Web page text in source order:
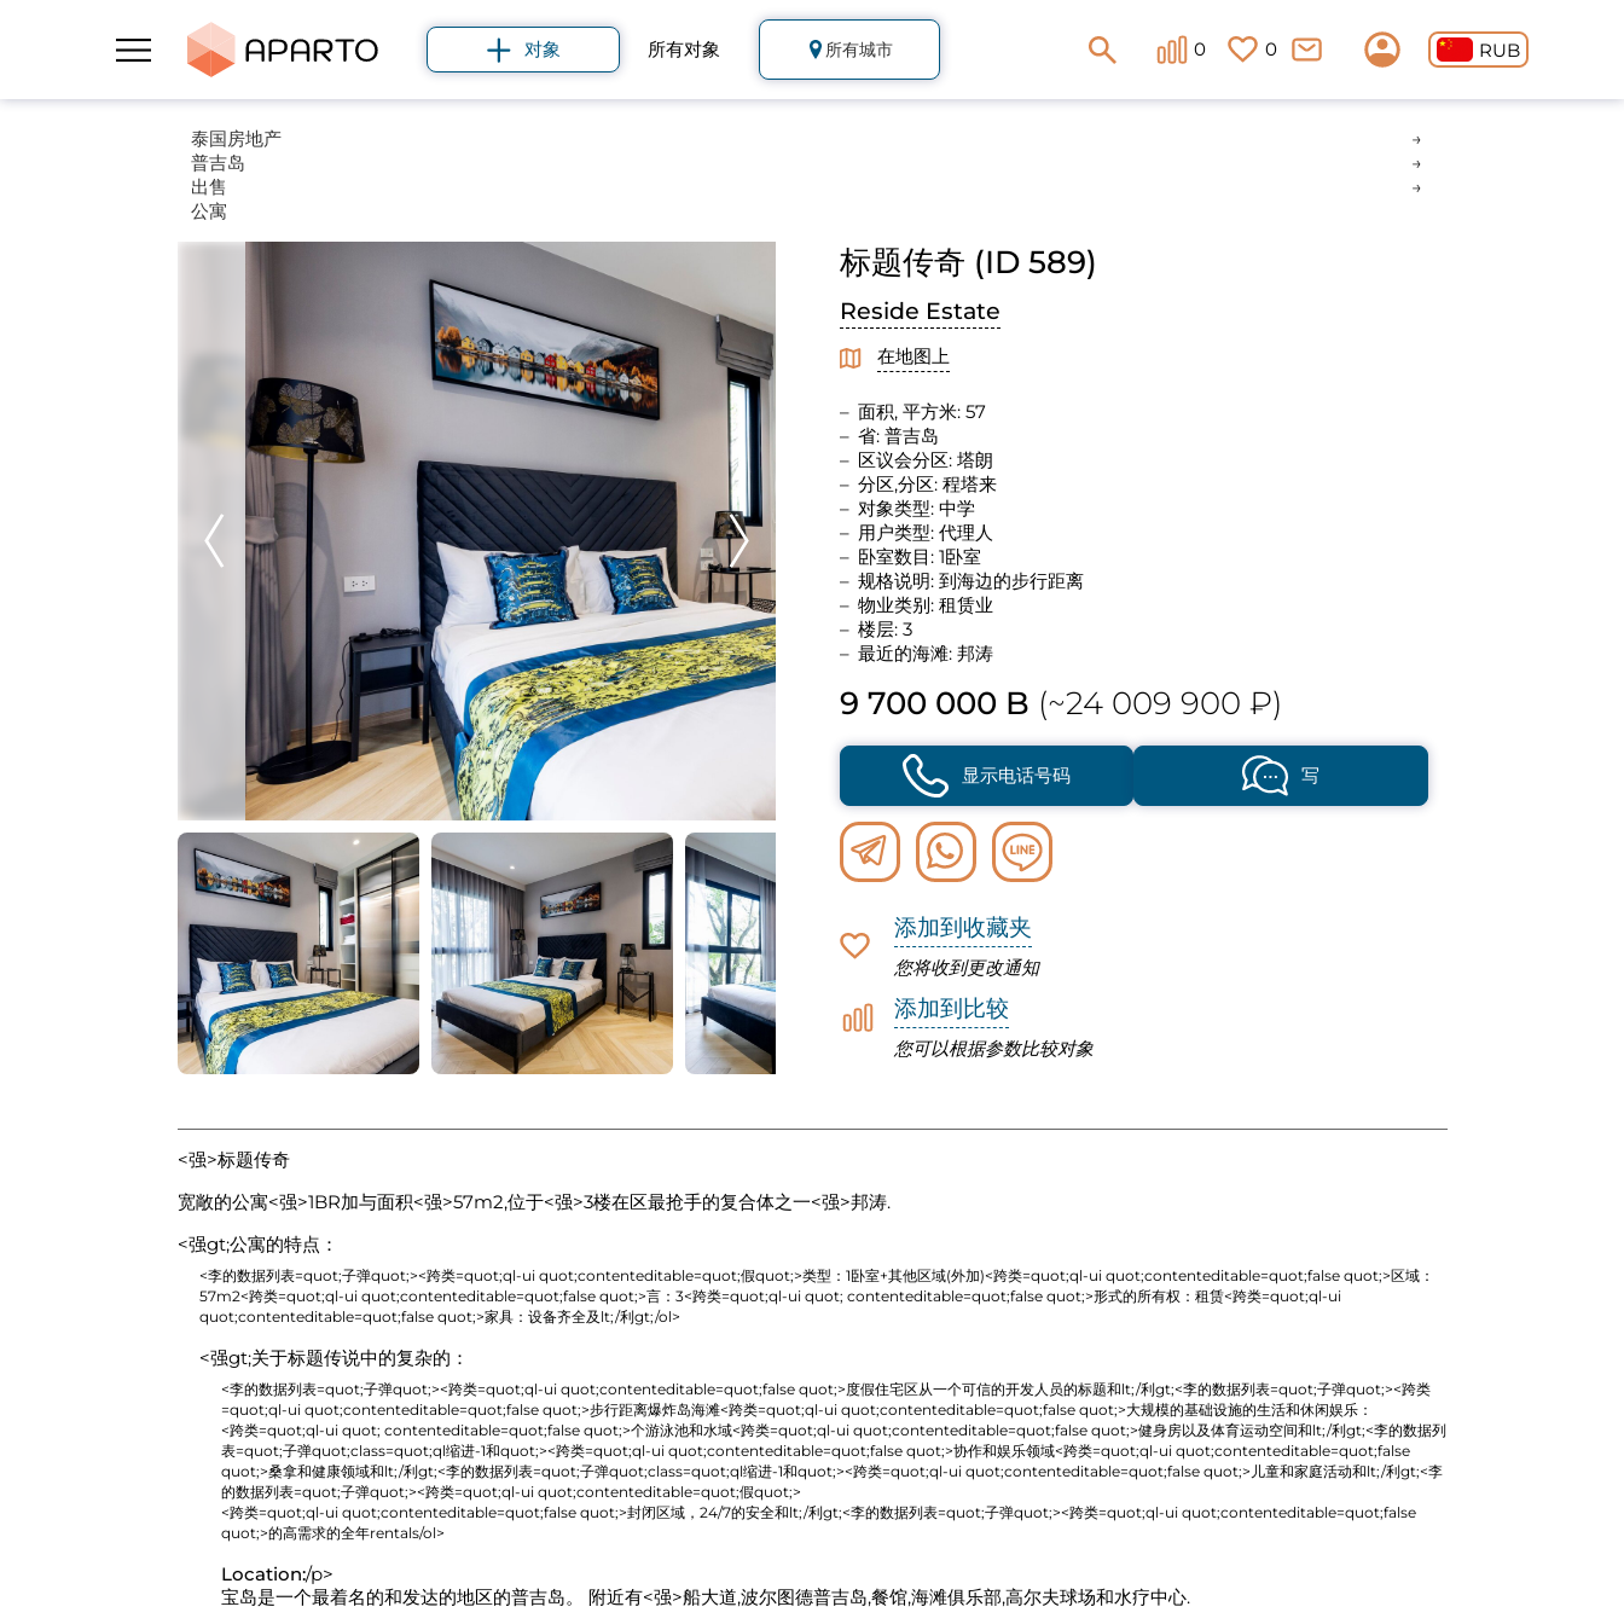
对象 所有对象 所有城市 0 0 RUB
泰国房地产
普吉岛
出售
公寓
标题传奇 (ID 589)
Reside Estate
在地图上
面积, 平方米: 57
省: 普吉岛
区议会分区: 塔朗
分区,分区: 程塔来
对象类型: 中学
用户类型: 代理人
卧室数目: 1卧室
规格说明: 到海边的步行距离
物业类别: 租赁业
楼层: 3
最近的海滩: 邦涛
9 700 000 B (~24 009 900 ₽)
显示电话号码 写
添加到收藏夹
您将收到更改通知
添加到比较
您可以根据参数比较对象
<强>标题传奇
宽敞的公寓<强>1BR加与面积<强>57m2,位于<强>3楼在区最抢手的复合体之一<强>邦涛.
<强gt;公寓的特点：
<李的数据列表=quot;子弹quot;><跨类=quot;ql-ui quot;contenteditable=quot;假quot;>类型：1卧室+其他区域(外加)<跨类=quot;ql-ui quot;contenteditable=quot;false quot;>区域：
57m2<跨类=quot;ql-ui quot;contenteditable=quot;false quot;>言：3<跨类=quot;ql-ui quot; contenteditable=quot;false quot;>形式的所有权：租赁<跨类=quot;ql-ui
quot;contenteditable=quot;false quot;>家具：设备齐全及lt;/利gt;/ol>
<强gt;关于标题传说中的复杂的：
<李的数据列表=quot;子弹quot;><跨类=quot;ql-ui quot;contenteditable=quot;false quot;>度假住宅区从一个可信的开发人员的标题和lt;/利gt;<李的数据列表=quot;子弹quot;><跨类
=quot;ql-ui quot;contenteditable=quot;false quot;>步行距离爆炸岛海滩<跨类=quot;ql-ui quot;contenteditable=quot;false quot;>大规模的基础设施的生活和休闲娱乐：
<跨类=quot;ql-ui quot; contenteditable=quot;false quot;>个游泳池和水域<跨类=quot;ql-ui quot;contenteditable=quot;false quot;>健身房以及体育运动空间和lt;/利gt;<李的数据列
表=quot;子弹quot;class=quot;ql缩进-1和quot;><跨类=quot;ql-ui quot;contenteditable=quot;false quot;>协作和娱乐领域<跨类=quot;ql-ui quot;contenteditable=quot;false
quot;>桑拿和健康领域和lt;/利gt;<李的数据列表=quot;子弹quot;class=quot;ql缩进-1和quot;><跨类=quot;ql-ui quot;contenteditable=quot;false quot;> 儿童和家庭活动和lt;/利gt;<李
的数据列表=quot;子弹quot;><跨类=quot;ql-ui quot;contenteditable=quot;假quot;>
<跨类=quot;ql-ui quot;contenteditable=quot;false quot;>封闭区域，24/7的安全和lt;/利gt;<李的数据列表=quot;子弹quot;><跨类=quot;ql-ui quot;contenteditable=quot;false
quot;>的高需求的全年rentals/ol>
Location:/p>
宝岛是一个最着名的和发达的地区的普吉岛。 附近有<强>船大道,波尔图德普吉岛,餐馆,海滩俱乐部,高尔夫球场和水疗中心.